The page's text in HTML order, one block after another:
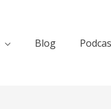
Blog